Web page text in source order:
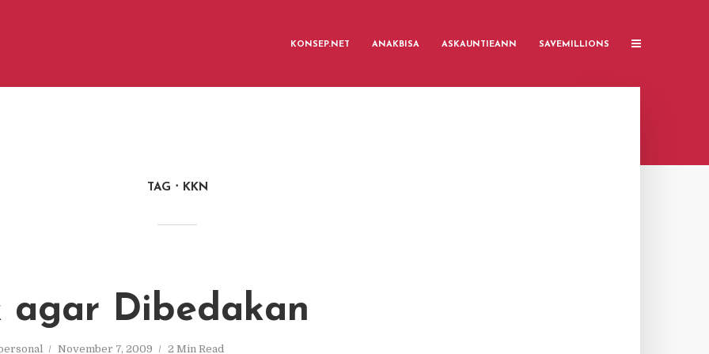
KONSEP.NET ANAKBISA ASKAUNTIEANN SAVEMILLIONS
TAG KKN
agar Dibedakan
November 7, 2009 2 Min Read